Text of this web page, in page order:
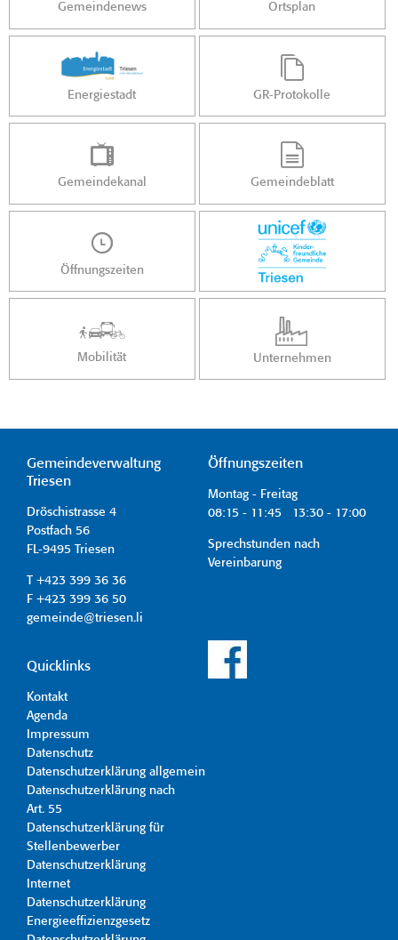
Gemeindenews Ortsplan
Energiestadt GR-Protokolle
Gemeindekanal Gemeindeblatt
Öffnungszeiten
Mobilität Unternehmen
Gemeindeverwaltung
Triesen
Dröschistrasse 4
Postfach 56
FL-9495 Triesen
T +423 399 36 36
F +423 399 36 50
gemeinde@triesen.li
Öffnungszeiten
Montag - Freitag
08:15 - 11:45 13:30 - 17:00
Sprechstunden nach
Vereinbarung
Quicklinks
Kontakt
Agenda
Impressum
Datenschutz
Datenschutzerklärung allgemein
Datenschutzerklärung nach
Art. 55
Datenschutzerklärung für
Stellenbewerber
Datenschutzerklärung
Internet
Datenschutzerklärung
Energieeffizienzgesetz